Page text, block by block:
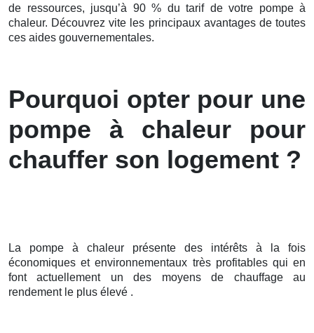
de ressources, jusqu’à 90 % du tarif de votre pompe à
chaleur. Découvrez vite les principaux avantages de toutes
ces aides gouvernementales.
Pourquoi opter pour une
pompe à chaleur pour
chauffer son logement ?
La pompe à chaleur présente des intérêts à la fois
économiques et environnementaux très profitables qui en
font actuellement un des moyens de chauffage au
rendement le plus élevé .